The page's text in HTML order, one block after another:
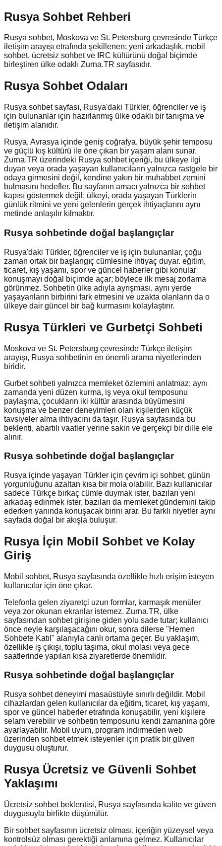
RusyaSohbet Rehberi
Rusya sohbet, Moskova ve St. Petersburg çevresinde Türkçe
iletişim arayışı etrafında şekillenen; yeni arkadaşlık, mobil
sohbet, ücretsiz sohbet ve IRC kültürünü doğal biçimde
birleştiren ülke odaklı Zurna.TR sayfasıdır.
Rusya Sohbet Odaları
Rusya sohbet sayfası, Rusya'daki Türkler, öğrenciler ve iş
için bulunanlar için hazırlanmış ülke odaklı bir tanışma ve
iletişim alanıdır.
Rusya, Avrasya içinde geniş coğrafya, büyük şehir temposu
ve güçlü kış kültürü ile öne çıkan bir yaşam alanı sunar.
Zurna.TR üzerindeki Rusya sohbet içeriği, bu ülkeye ilgi
duyan veya orada yaşayan kullanıcıların yalnızca rastgele bir
odaya girmesini değil, kendine yakın bir muhabbet zemini
bulmasını hedefler. Bu sayfanın amacı yalnızca bir sohbet
kapısı göstermek değil; ülkeyi, orada yaşayan Türklerin
günlük ritmini ve yeni gelenlerin gerçek ihtiyaçlarını aynı
metinde anlaşılır kılmaktır.
Rusya sohbetinde doğal başlangıçlar
Rusya'daki Türkler, öğrenciler ve iş için bulunanlar, çoğu
zaman ortak bir başlangıç cümlesine ihtiyaç duyar. eğitim,
ticaret, kış yaşamı, spor ve güncel haberler gibi konular
konuşmayı doğal biçimde açar; böylece ilk mesaj zorlama
görünmez. Sohbetin ülke adıyla ayrışması, aynı yerde
yaşayanların birbirini fark etmesini ve uzakta olanların da o
ülkeye dair güncel bir bağ kurmasını kolaylaştırır.
Rusya Türkleri ve Gurbetçi Sohbeti
Moskova ve St. Petersburg çevresinde Türkçe iletişim
arayışı, Rusya sohbetinin en önemli arama niyetlerinden
biridir.
Gurbet sohbeti yalnızca memleket özlemini anlatmaz; aynı
zamanda yeni düzen kurma, iş veya okul temposunu
paylaşma, çocukların iki kültür arasında büyümesini
konuşma ve benzer deneyimleri olan kişilerden küçük
tavsiyeler alma ihtiyacını da taşır. Rusya sayfasında bu
beklenti, abartılı vaatler yerine sakin ve gerçekçi bir dille ele
alınır.
Rusya sohbetinde doğal başlangıçlar
Rusya içinde yaşayan Türkler için çevrim içi sohbet, günün
yorgunluğunu azaltan kısa bir mola olabilir. Bazı kullanıcılar
sadece Türkçe birkaç cümle duymak ister, bazıları yeni
arkadaş edinmek ister, bazıları da memleket gündemini takip
ederken yanında konuşacak birini arar. Bu farklı niyetler aynı
sayfada doğal bir akışla buluşur.
Rusya İçin Mobil Sohbet ve Kolay
Giriş
Mobil sohbet, Rusya sayfasında özellikle hızlı erişim isteyen
kullanıcılar için öne çıkar.
Telefonla gelen ziyaretçi uzun formlar, karmaşık menüler
veya zor okunan ekranlar istemez. Zurna.TR, ülke
sayfasından sohbet girişine giden yolu sade tutar; kullanıcı
önce neyle karşılaşacağını okur, sonra dilerse "Hemen
Sohbete Katıl" alanıyla canlı ortama geçer. Bu yaklaşım,
özellikle iş çıkışı, toplu taşıma, okul molası veya gece
saatlerinde yapılan kısa ziyaretlerde önemlidir.
Rusya sohbetinde doğal başlangıçlar
Rusya sohbet deneyimi masaüstüyle sınırlı değildir. Mobil
cihazlardan gelen kullanıcılar da eğitim, ticaret, kış yaşamı,
spor ve güncel haberler etrafında konuşabilir, yeni kişilere
selam verebilir ve sohbetin temposunu kendi zamanına göre
ayarlayabilir. Mobil uyum, program indirmeden web
üzerinden sohbet etmek isteyenler için pratik bir güven
duygusu oluşturur.
Rusya Ücretsiz ve Güvenli Sohbet
Yaklaşımı
Ücretsiz sohbet beklentisi, Rusya sayfasında kalite ve güven
duygusuyla birlikte düşünülür.
Bir sohbet sayfasının ücretsiz olması, içeriğin yüzeysel veya
kontrolsüz olması gerektiği anlamına gelmez. Kullanıcılar